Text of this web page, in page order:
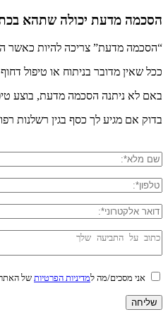
הסכמה מדעת יכולה שתהא
“הסכמה מדעת” צריכה להיות כאשר
ככל שאין מדובר בניתוח או טיפול
באם לא ניתנה הסכמה מדעת, בוצע
בדוק אם מגיע לך כסף בגין רשלנות
אני מסכים/מה למדיניות הפרטיות של